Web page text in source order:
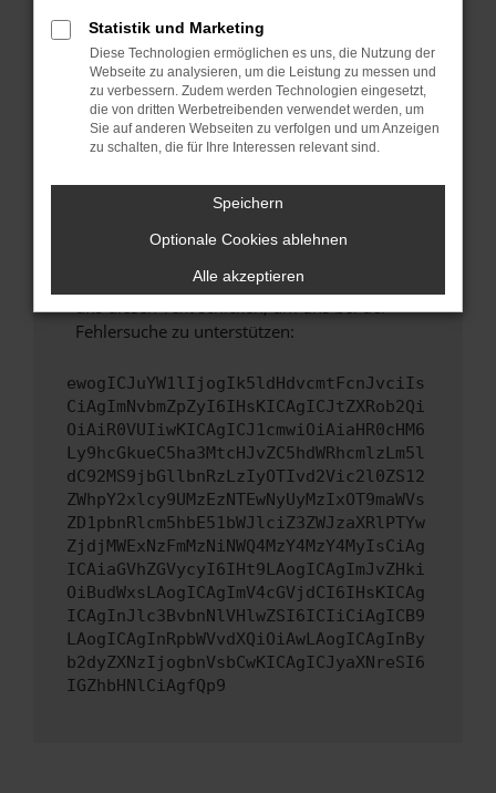
Stelle sicher, dass dein Browser und dein
Betriebssystem auf dem neuesten Stand
sind.
Veraltete Software birgt nicht nur ein
Sicherheitsrisiko, sondern kann auch dazu
führen, dass bestimmte Funktionen nicht mehr
Wende dich an den Webseitenbetreiber.
Wenn du alle oben genannten Schritte versucht
versuchen, das Problem zu beheben. Du kannst
uns diesen Text schicken, um uns bei der
Fehlersuche zu unterstützen:
ewogICJuYW1lIjogIk5ldHdvcmtFcnJvciIs
CiAgImNvbmZpZyI6IHsKICAgICJtZXRob2Qi
OiAiR0VUIiwKICAgICJ1cmwiOiAiaHR0cHM6
Ly9hcGkueC5ha3MtcHJvZC5hdWRhcmlzLm5l
dC92MS9jbGllbnRzLzIyOTIvd2Vic2l0ZS12
ZWhpY2xlcy9UMzEzNTEwNyUyMzIxOT9maWVs
ZD1pbnRlcm5hbE51bWJlciZ3ZWJzaXRlPTYw
ZjdjMWExNzFmMzNiNWQ4MzY4MzY4MyIsCiAg
ICAiaGVhZGVycyI6IHt9LAogICAgImJvZHki
OiBudWxsLAogICAgImV4cGVjdCI6IHsKICAg
ICAgInJlc3BvbnNlVHlwZSI6ICIiCiAgICB9
LAogICAgInRpbWVvdXQiOiAwLAogICAgInBy
b2dyZXNzIjogbnVsbCwKICAgICJyaXNreSI6
IGZhbHNlCiAgfQp9
Statistik und Marketing
Diese Technologien ermöglichen es uns, die Nutzung der
Webseite zu analysieren, um die Leistung zu messen und
zu verbessern. Zudem werden Technologien eingesetzt,
die von dritten Werbetreibenden verwendet werden, um
Sie auf anderen Webseiten zu verfolgen und um Anzeigen
zu schalten, die für Ihre Interessen relevant sind.
Speichern
Optionale Cookies ablehnen
Alle akzeptieren